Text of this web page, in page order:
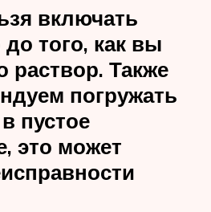
включать
того, как вы
раствор. Также
погружать
пустое
это может